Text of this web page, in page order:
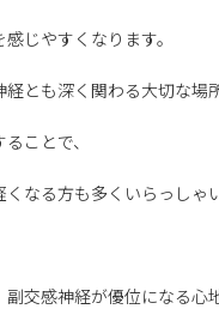
じやすくなります。
とも深く関わる大切な場所
ことで、
なる方も多くいらっしゃ
副交感神経が優位になる心